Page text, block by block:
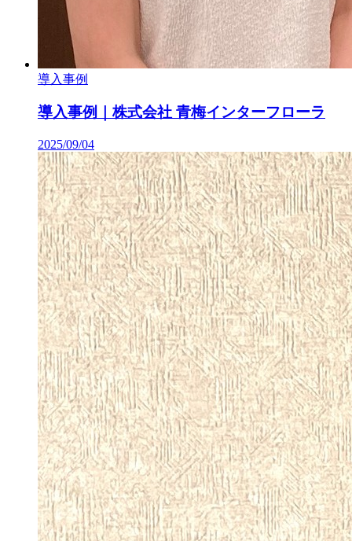
導入事例
導入事例｜株式会社 青梅インターフローラ
2025/09/04